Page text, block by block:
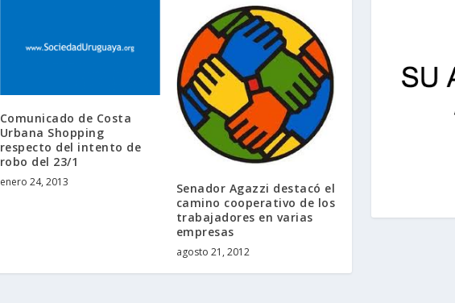
Comunicado de Costa
Urbana Shopping
respecto del intento de
robo del 23/1
enero 24, 2013
Senador Agazzi destacó el
camino cooperativo de los
trabajadores en varias
empresas
agosto 21, 2012